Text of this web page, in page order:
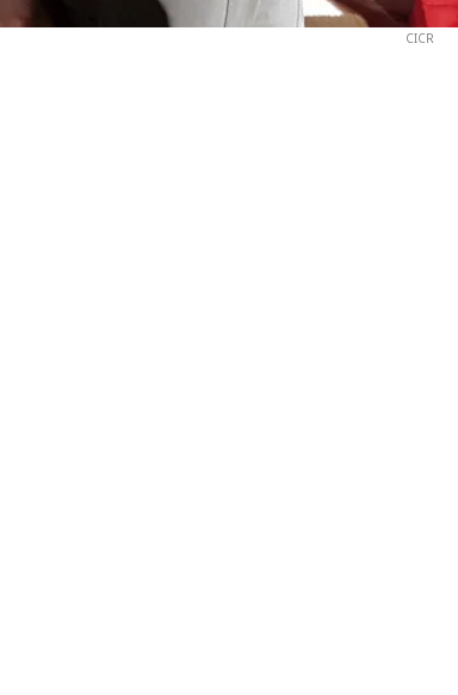
CICR